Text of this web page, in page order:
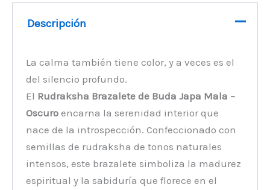
Descripción
La calma también tiene color, y a veces es el
del silencio profundo.
El Rudraksha Brazalete de Buda Japa Mala –
Oscuro encarna la serenidad interior que
nace de la introspección. Confeccionado con
semillas de rudraksha de tonos naturales
intensos, este brazalete simboliza la madurez
espiritual y la sabiduría que florece en el